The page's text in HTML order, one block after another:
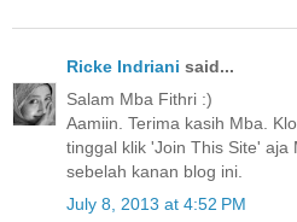
Ricke Indriani said...
Salam Mba Fithri :)
Aamiin. Terima kasih Mba.
tinggal klik 'Join This Site'
sebelah kanan blog ini.
July 8, 2013 at 4:52 PM